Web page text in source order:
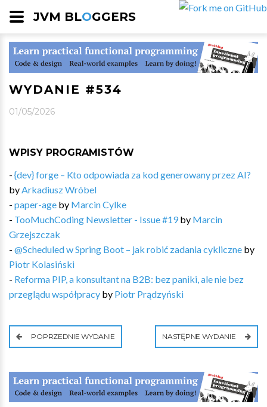
JVM BLOGGERS
WYDANIE #534
01/05/2026
WPISY PROGRAMISTÓW
- {dev} forge – Kto odpowiada za kod generowany przez AI?
by Arkadiusz Wróbel
- paper-age by Marcin Cylke
- TooMuchCoding Newsletter - Issue #19 by Marcin
Grzejszczak
- @Scheduled w Spring Boot – jak robić zadania cykliczne by
Piotr Kolasiński
- Reforma PIP, a konsultant na B2B: bez paniki, ale nie bez
przeglądu współpracy by Piotr Prądzyński
POPRZEDNIE WYDANIE NASTĘPNE WYDANIE